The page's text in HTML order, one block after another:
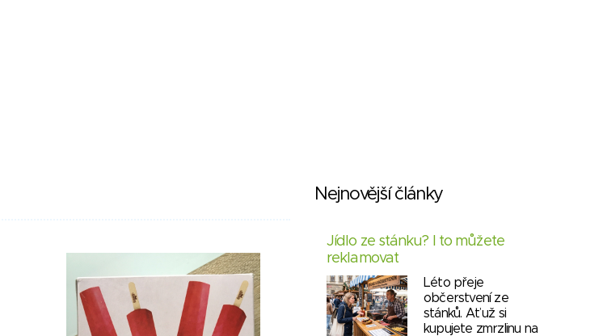
Nejnovější články
Jídlo ze stánku? I to můžete
reklamovat
Léto přeje
občerstvení ze
stánků. Ať už si
kupujete zmrzlinu na